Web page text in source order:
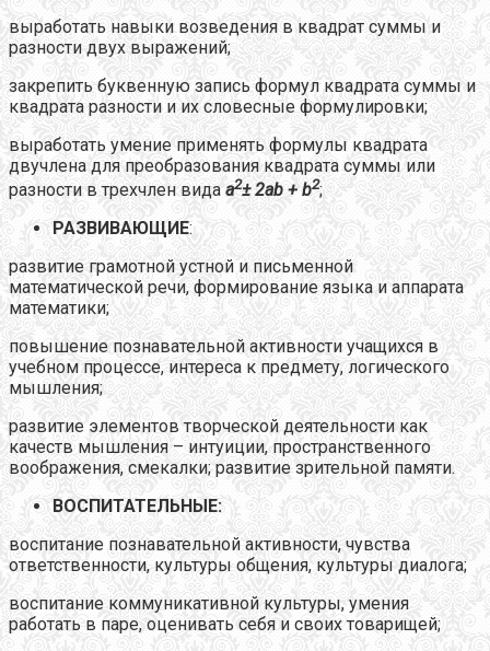
выработать навыки возведения в квадрат суммы и
разности двух выражений;
закрепить буквенную запись формул квадрата суммы и
квадрата разности и их словесные формулировки;
выработать умение применять формулы квадрата
двучлена для преобразования квадрата суммы или
разности в трехчлен вида a2± 2ab + b2;
РАЗВИВАЮЩИЕ:
развитие грамотной устной и письменной
математической речи, формирование языка и аппарата
математики;
повышение познавательной активности учащихся в
учебном процессе, интереса к предмету, логического
мышления;
развитие элементов творческой деятельности как
качеств мышления – интуиции, пространственного
воображения, смекалки; развитие зрительной памяти.
ВОСПИТАТЕЛЬНЫЕ:
воспитание познавательной активности, чувства
ответственности, культуры общения, культуры диалога;
воспитание коммуникативной культуры, умения
работать в паре, оценивать себя и своих товарищей;